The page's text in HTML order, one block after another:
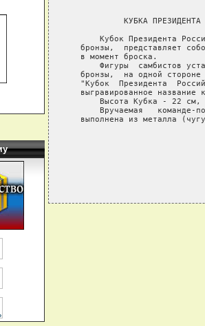
КУБКА
Кубок Президента
бронзы,  представляет
   в момент броска.
Фигуры  самбистов
бронзы,  на одной
"Кубок  Президента
выгравированное название
Высота Кубка - 22 см,
Вручаемая   команде-
выполнена из металла